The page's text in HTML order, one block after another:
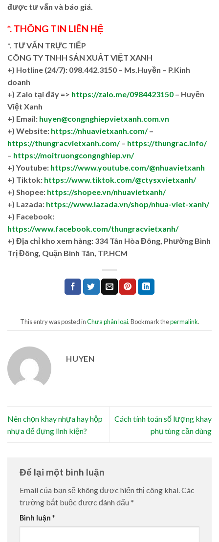
được tư vấn và báo giá.
*. THÔNG TIN LIÊN HỆ
*. TƯ VẤN TRỰC TIẾP
CÔNG TY TNHH SẢN XUẤT VIỆT XANH
+) Hotline (24/7): 098.442.3150 – Ms.Huyền – P.Kinh
doanh
+) Zalo tại đây => https://zalo.me/0984423150 – Huyền
Việt Xanh
+) Email: huyen@congnghiepvietxanh.com.vn
+) Website: https://nhuavietxanh.com/–
https://thungracvietxanh.com/– https://thungrac.info/
– https://moitruongcongnghiep.vn/
+) Youtube: https://www.youtube.com/@nhuavietxanh
+) Tiktok: https://www.tiktok.com/@ctysxvietxanh/
+) Shopee: https://shopee.vn/nhuavietxanh/
+) Lazada: https://www.lazada.vn/shop/nhua-viet-xanh/
+) Facebook:
https://www.facebook.com/thungracvietxanh/
+) Địa chỉ kho xem hàng: 334 Tân Hòa Đông, Phường Bình
Trị Đông, Quận Bình Tân, TP.HCM
This entry was posted inChưa phân loại. Bookmark thepermalink.
HUYEN
Nên chọn khay nhựa hay hộp
nhựa để đựng linh kiện?
Cách tính toán số lượng khay
phụ tùng cần dùng
Để lại một bình luận
Email của bạn sẽ không được hiển thị công khai.Các
trường bắt buộc được đánh dấu *
Bình luận *